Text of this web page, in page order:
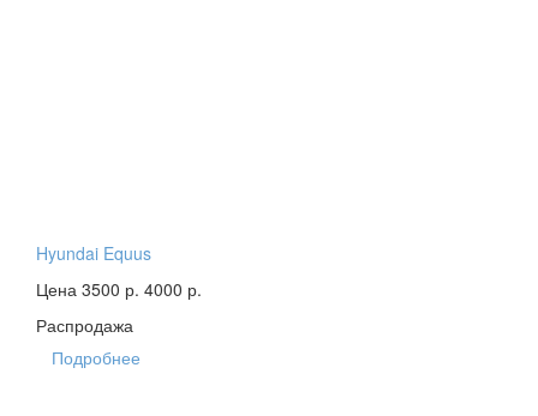
Hyundai Equus
Цена 3500 р. 4000 р.
Распродажа
Подробнее